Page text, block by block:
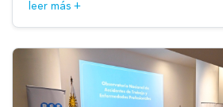
leer más +